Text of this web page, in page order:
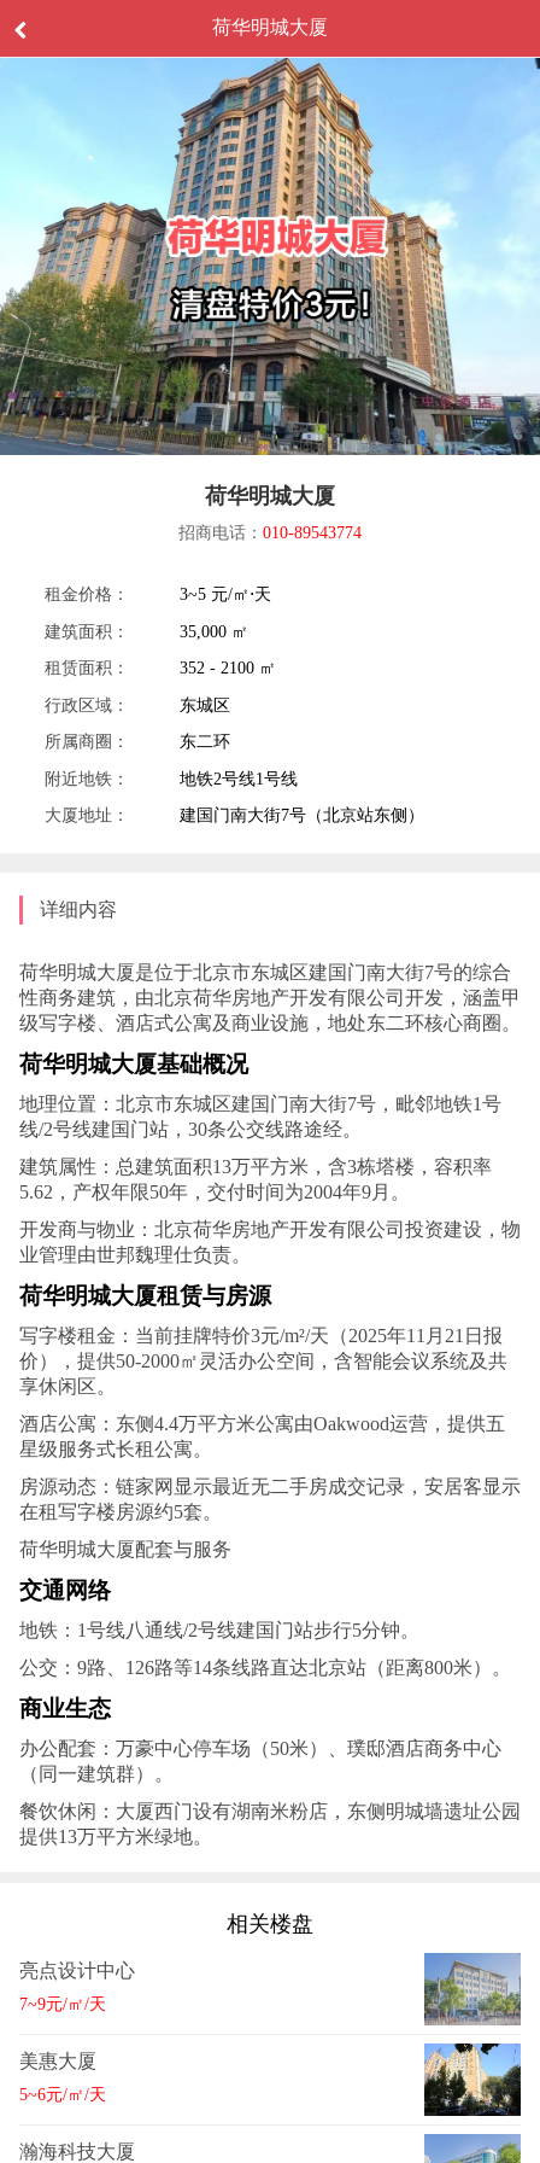
荷华明城大厦
荷华明城大厦
招商电话： 010-89543774
租金价格：
3~5 元/㎡⋅天
建筑面积：
35,000 ㎡
租赁面积：
352 - 2100 ㎡
行政区域：
东城区
所属商圈：
东二环
附近地铁：
地铁2号线1号线
大厦地址：
建国门南大街7号（北京站东侧）
详细内容
荷华明城大厦是位于北京市东城区建国门南大街7号的综合
性商务建筑，由北京荷华房地产开发有限公司开发，涵盖甲
级写字楼、酒店式公寓及商业设施，地处东二环核心商圈。
荷华明城大厦基础概况
地理位置‌：北京市东城区建国门南大街7号，毗邻地铁1号
线/2号线建国门站，30条公交线路途经。‌
建筑属性‌：总建筑面积13万平方米，含3栋塔楼，容积率
5.62，产权年限50年，交付时间为2004年9月。‌
开发商与物业‌：北京荷华房地产开发有限公司投资建设，物
业管理由世邦魏理仕负责。‌
荷华明城大厦租赁与房源
写字楼租金‌：当前挂牌特价3元/m²/天（2025年11月21日报
价），提供50-2000㎡灵活办公空间，含智能会议系统及共
享休闲区。‌‌
酒店公寓‌：东侧4.4万平方米公寓由Oakwood运营，提供五
星级服务式长租公寓。‌‌
房源动态‌：链家网显示最近无二手房成交记录，安居客显示
在租写字楼房源约5套。‌
荷华明城大厦配套与服务
交通网络‌
地铁：1号线八通线/2号线建国门站步行5分钟。
公交：9路、126路等14条线路直达北京站（距离800米）。‌
商业生态‌
办公配套：万豪中心停车场（50米）、璞邸酒店商务中心
（同一建筑群）。‌
餐饮休闲：大厦西门设有湖南米粉店，东侧明城墙遗址公园
提供13万平方米绿地。‌
相关楼盘
亮点设计中心
7~9元/㎡/天
美惠大厦
5~6元/㎡/天
瀚海科技大厦